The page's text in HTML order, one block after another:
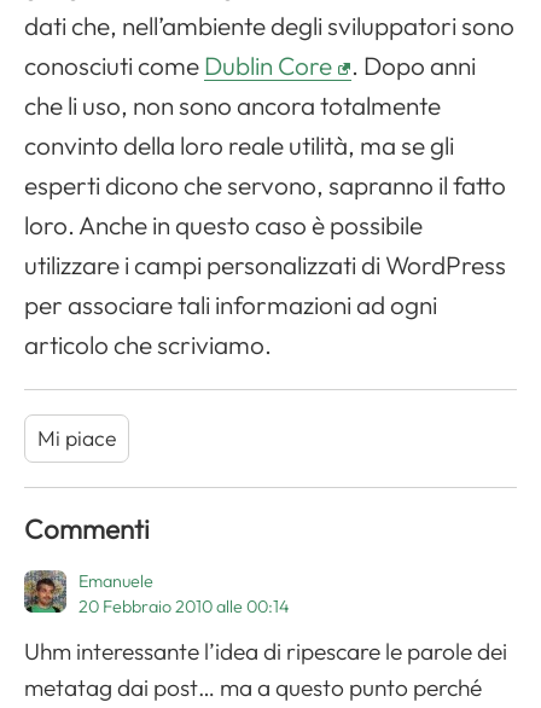
dati che, nell’ambiente degli sviluppatori sono
conosciuti comeDublin Core
. Dopo anni
che li uso, non sono ancora totalmente
convinto della loro reale utilità, ma se gli
esperti dicono che servono, sapranno il fatto
loro. Anche in questo caso è possibile
utilizzare i campi personalizzati di WordPress
per associare tali informazioni ad ogni
articolo che scriviamo.
Mi piace
Commenti
Emanuele
20 Febbraio 2010 alle 00:14
Uhm interessante l’idea di ripescare le parole dei
metatag dai post… ma a questo punto perché